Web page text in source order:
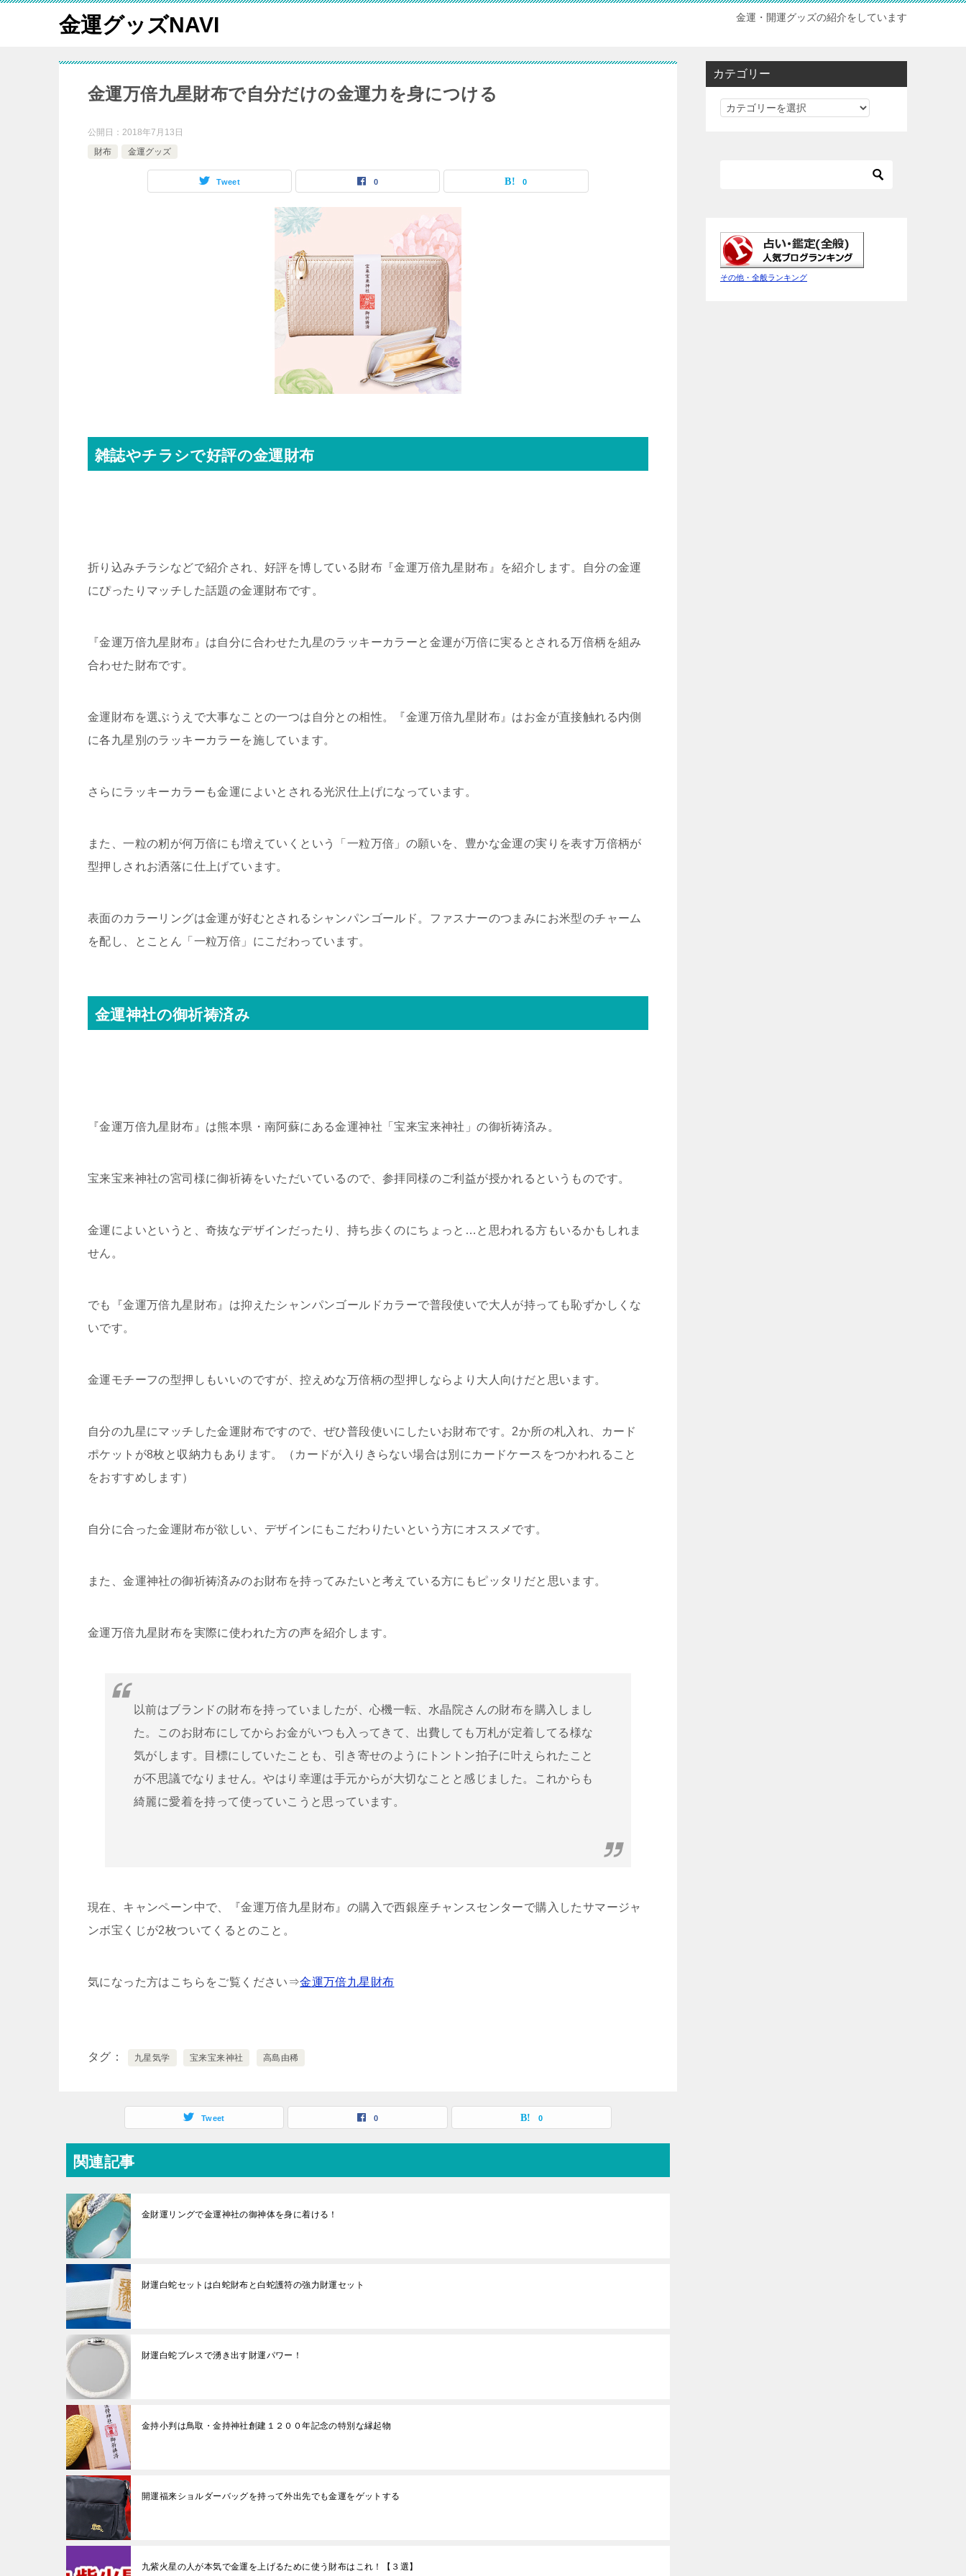
金運グッズNAVI 金運・開運グッズの紹介をしています
金運万倍九星財布で自分だけの金運力を身につける
公開日： 2018年7月13日
財布
金運グッズ
Tweet 0 0
雑誌やチラシで好評の金運財布
折り込みチラシなどで紹介され、好評を博している財布『金運万倍九星財布』を紹介します。自分の金運
にぴったりマッチした話題の金運財布です。
『金運万倍九星財布』は自分に合わせた九星のラッキーカラーと金運が万倍に実るとされる万倍柄を組み
合わせた財布です。
金運財布を選ぶうえで大事なことの一つは自分との相性。『金運万倍九星財布』はお金が直接触れる内側
に各九星別のラッキーカラーを施しています。
さらにラッキーカラーも金運によいとされる光沢仕上げになっています。
また、一粒の籾が何万倍にも増えていくという「一粒万倍」の願いを、豊かな金運の実りを表す万倍柄が
型押しされお洒落に仕上げています。
表面のカラーリングは金運が好むとされるシャンパンゴールド。ファスナーのつまみにお米型のチャーム
を配し、とことん「一粒万倍」にこだわっています。
金運神社の御祈祷済み
『金運万倍九星財布』は熊本県・南阿蘇にある金運神社「宝来宝来神社」の御祈祷済み。
宝来宝来神社の宮司様に御祈祷をいただいているので、参拝同様のご利益が授かれるというものです。
金運によいというと、奇抜なデザインだったり、持ち歩くのにちょっと…と思われる方もいるかもしれま
せん。
でも『金運万倍九星財布』は抑えたシャンパンゴールドカラーで普段使いで大人が持っても恥ずかしくな
いです。
金運モチーフの型押しもいいのですが、控えめな万倍柄の型押しならより大人向けだと思います。
自分の九星にマッチした金運財布ですので、ぜひ普段使いにしたいお財布です。2か所の札入れ、カード
ポケットが8枚と収納力もあります。（カードが入りきらない場合は別にカードケースをつかわれること
をおすすめします）
自分に合った金運財布が欲しい、デザインにもこだわりたいという方にオススメです。
また、金運神社の御祈祷済みのお財布を持ってみたいと考えている方にもピッタリだと思います。
金運万倍九星財布を実際に使われた方の声を紹介します。
以前はブランドの財布を持っていましたが、心機一転、水晶院さんの財布を購入しまし
た。このお財布にしてからお金がいつも入ってきて、出費しても万札が定着してる様な
気がします。目標にしていたことも、引き寄せのようにトントン拍子に叶えられたこと
が不思議でなりません。やはり幸運は手元からが大切なことと感じました。これからも
綺麗に愛着を持って使っていこうと思っています。
現在、キャンペーン中で、『金運万倍九星財布』の購入で西銀座チャンスセンターで購入したサマージャ
ンボ宝くじが2枚ついてくるとのこと。
気になった方はこちらをご覧ください⇒金運万倍九星財布
タグ 九星気学 宝来宝来神社 高島由稀
Tweet 0 0
関連記事
金財運リングで金運神社の御神体を身に着ける！
財運白蛇セットは白蛇財布と白蛇護符の強力財運セット
財運白蛇ブレスで湧き出す財運パワー！
金持小判は鳥取・金持神社創建１２００年記念の特別な縁起物
開運福来ショルダーバッグを持って外出先でも金運をゲットする
九紫火星の人が本気で金運を上げるために使う財布はこれ！【３選】
カテゴリー
カ
その他・全般ランキング